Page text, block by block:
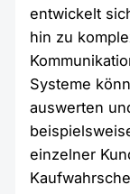
entwickelt
hin zu
Systeme
auswerten
einzelner